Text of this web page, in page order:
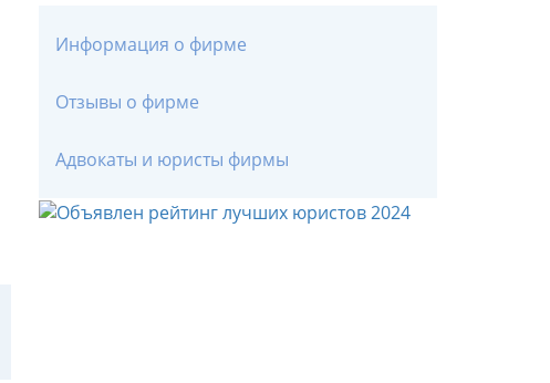
Информация о фирме
Отзывы о фирме
Адвокаты и юристы фирмы